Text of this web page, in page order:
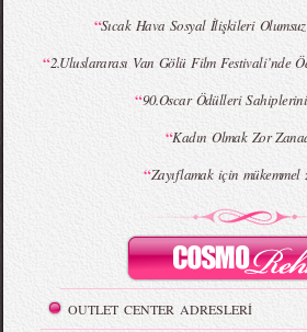
“Sıcak Hava Sosyal İlişkileri
“2.Uluslararası Van Gölü Film Festivali’nde
“90.Oscar Ödülleri
“Kadın Olmak Zor
“Zayıflamak için mükemmel
OUTLET CENTER ADRESLERİ